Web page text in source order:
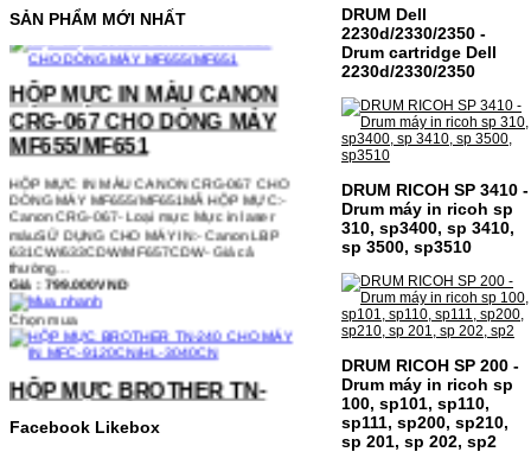
SẢN PHẨM MỚI NHẤT
HỘP MỰC IN MÀU CANON
CRG-067 CHO DÒNG MÁY
MF655/MF651
HỘP MỰC IN MÀU CANON CRG-067 CHO
DÒNG MÁY MF655/MF651MÃ HỘP MỰC:-
Canon CRG-067- Loại mực: Mực in laser
màuSỬ DỤNG CHO MÁY IN:- Canon LBP
631CW/633CDW/MF657CDW- Giá cả
thường…
Giá : 799.000VND
Chọn mua
HỘP MỰC BROTHER TN-
240 CHO MÁY IN MFC-
9120CN/HL-3040CN
Facebook Likebox
DRUM Dell
2230d/2330/2350 -
Drum cartridge Dell
2230d/2330/2350
DRUM RICOH SP 3410 -
Drum máy in ricoh sp
310, sp3400, sp 3410,
sp 3500, sp3510
DRUM RICOH SP 200 -
Drum máy in ricoh sp
100, sp101, sp110,
sp111, sp200, sp210,
sp 201, sp 202, sp2